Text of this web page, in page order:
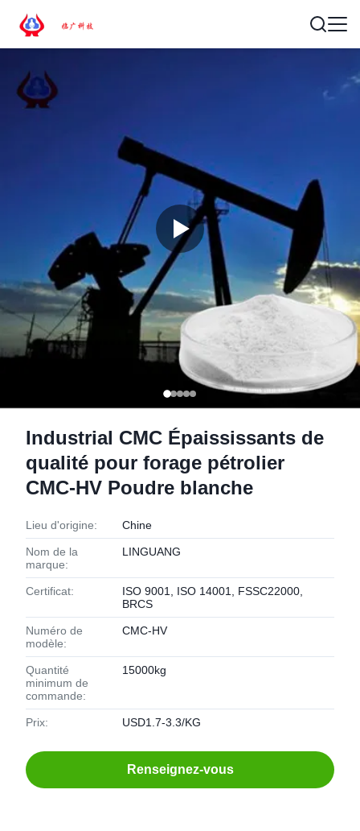
Indus­trial CMC Épaississants de
qualité pour forage pétrolier
CMC-HV Poudre blanche
Lieu d'origine: Chine
Nom de la
marque:
LINGUANG
Certificat:
ISO 9001, ISO 14001, FSSC22000,
BRCS
Numéro de
modèle:
CMC-HV
Quantité
minimum de
commande:
15000kg
Prix: USD1.7-3.3/KG
Renseignez-vous